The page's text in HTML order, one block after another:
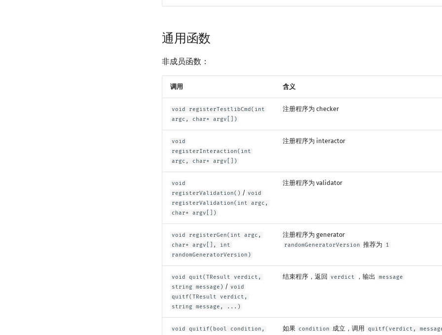
通用函数
非成员函数：
调用 含义
void registerTestlibCmd(int
argc, char* argv[])
注册程序为 checker
void
registerInteraction(int
argc, char* argv[])
注册程序为 interactor
void
registerValidation() / void
registerValidation(int argc,
char* argv[])
注册程序为 validator
void registerGen(int argc,
char* argv[], int
randomGeneratorVersion)
注册程序为 generator
randomGeneratorVersion 推荐为 1
void quit(TResult verdict,
string message) / void
quitf(TResult verdict,
string message, ...)
结束程序，返回 verdict ，输出 message
void quitif(bool condition,
如果 condition 成立，调用 quitf(verdict,